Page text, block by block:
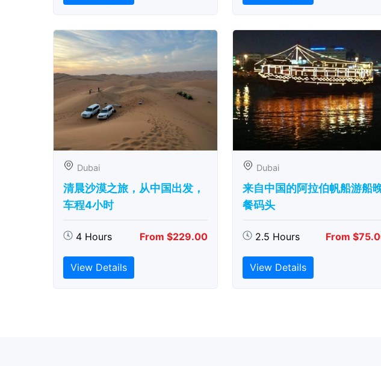
Dubai
清晨沙漠之旅，从中国出发，
车程4小时
4 Hours From $229.00
View Details
Dubai
来自中国的阿拉伯帆船游船
餐码头
2.5 Hours From
View Details